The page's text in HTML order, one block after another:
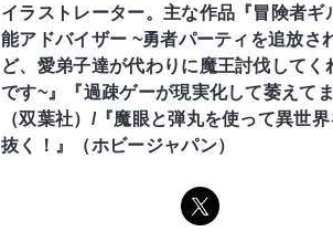
イラストレーター。主な作品『冒険者ギ
能アドバイザー ~勇者パーティを追放さ
ど、愛弟子達が代わりに魔王討伐してく
です~』『過疎ゲーが現実化して萎えてま
（双葉社）/『魔眼と弾丸を使って異世
抜く！』（ホビージャパン）